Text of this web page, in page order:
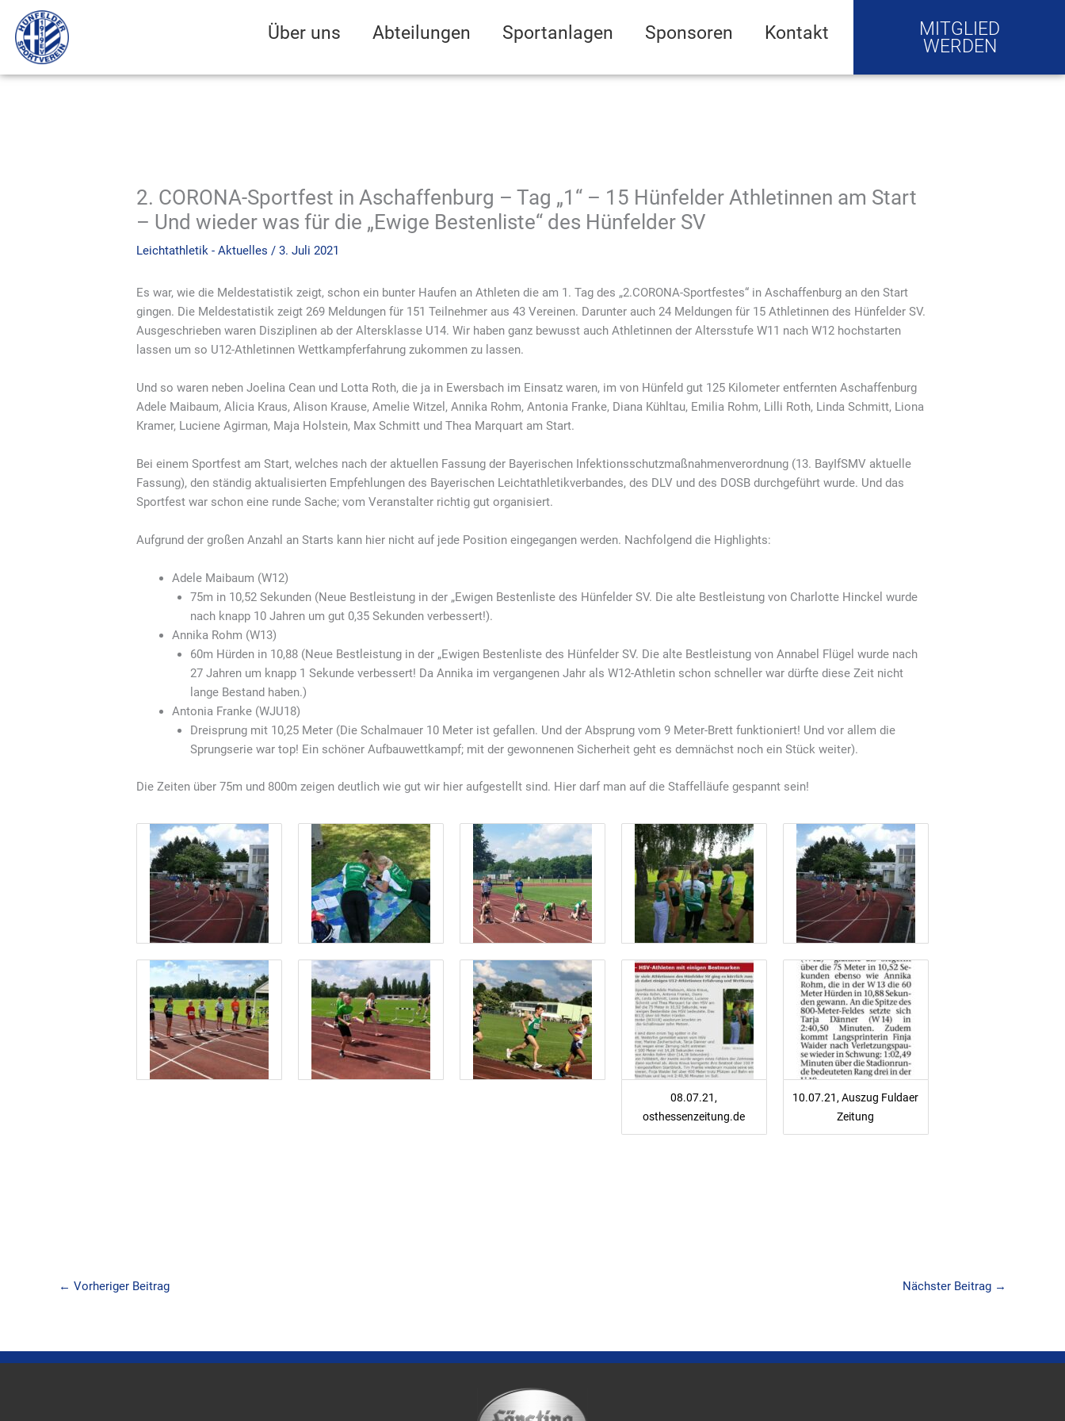
Inhalt
springen
Über uns Abteilungen Sportanlagen Sponsoren Kontakt
MITGLIED
WERDEN
2. CORONA-Sportfest in Aschaffenburg – Tag „1“ – 15 Hünfelder Athletinnen am Start
– Und wieder was für die „Ewige Bestenliste“ des Hünfelder SV
Leichtathletik - Aktuelles /3. Juli 2021
Es war, wie die Meldestatistik zeigt, schon ein bunter Haufen an Athleten die am 1. Tag des „2.CORONA-Sportfestes“ in Aschaffenburg an den Start
gingen. Die Meldestatistik zeigt 269 Meldungen für 151 Teilnehmer aus 43 Vereinen. Darunter auch 24 Meldungen für 15 Athletinnen des Hünfelder SV.
Ausgeschrieben waren Disziplinen ab der Altersklasse U14. Wir haben ganz bewusst auch Athletinnen der Altersstufe W11 nach W12 hochstarten
lassen um so U12-Athletinnen Wettkampferfahrung zukommen zu lassen.
Und so waren neben Joelina Cean und Lotta Roth, die ja in Ewersbach im Einsatz waren, im von Hünfeld gut 125 Kilometer entfernten Aschaffenburg
Adele Maibaum, Alicia Kraus, Alison Krause, Amelie Witzel, Annika Rohm, Antonia Franke, Diana Kühltau, Emilia Rohm, Lilli Roth, Linda Schmitt, Liona
Kramer, Luciene Agirman, Maja Holstein, Max Schmitt und Thea Marquart am Start.
Bei einemSportfest am Start, welches nach der aktuellen Fassung der Bayerischen Infektionsschutzmaßnahmenverordnung (13. BayIfSMV aktuelle
Fassung), den ständig aktualisierten Empfehlungen des Bayerischen Leichtathletikverbandes, des DLV und des DOSB durchgeführt wurde. Und das
Sportfest war schon eine runde Sache; vom Veranstalter richtig gut organisiert.
Aufgrund der großen Anzahl an Starts kann hier nicht auf jede Position eingegangen werden. Nachfolgend die Highlights:
Adele Maibaum (W12)
75m in 10,52 Sekunden (Neue Bestleistung in der „Ewigen Bestenliste des Hünfelder SV. Die alte Bestleistung von Charlotte Hinckel wurde
nach knapp 10 Jahren um gut 0,35 Sekunden verbessert!).
Annika Rohm (W13)
60m Hürden in 10,88 (Neue Bestleistung in der „Ewigen Bestenliste des Hünfelder SV. Die alte Bestleistung von Annabel Flügel wurde nach
27 Jahren um knapp 1 Sekunde verbessert! Da Annika im vergangenen Jahr als W12-Athletin schon schneller war dürfte diese Zeit nicht
lange Bestand haben.)
Antonia Franke (WJU18)
Dreisprung mit 10,25 Meter (Die Schalmauer 10 Meter ist gefallen. Und der Absprung vom 9 Meter-Brett funktioniert! Und vor allem die
Sprungserie war top! Ein schöner Aufbauwettkampf; mit der gewonnenen Sicherheit geht es demnächst noch ein Stück weiter).
Die Zeiten über 75m und 800m zeigen deutlich wie gut wir hier aufgestellt sind. Hier darf man auf die Staffelläufe gespannt sein!
08.07.21,
osthessenzeitung.de
10.07.21, Auszug Fuldaer
Zeitung
← Vorheriger Beitrag Nächster Beitrag →